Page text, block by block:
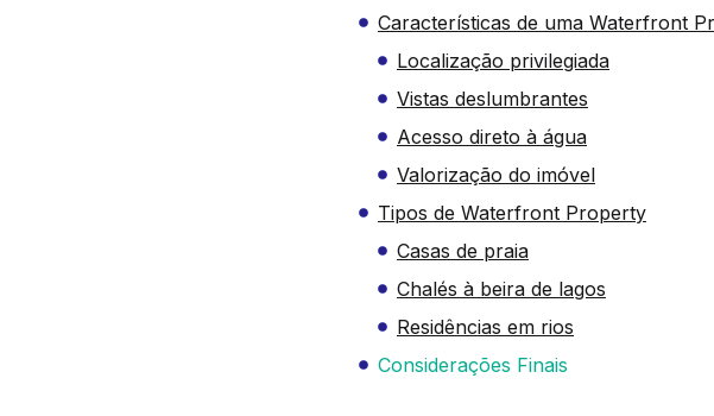
Características de uma Waterfront
Localização privilegiada
Vistas deslumbrantes
Acesso direto à água
Valorização do imóvel
Tipos de Waterfront Property
Casas de praia
Chalés à beira de lagos
Residências em rios
Considerações Finais